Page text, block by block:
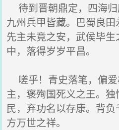
待到晋朝鼎定，四海归
九州兵甲皆藏。巴蜀良田
先主未竟之安，武侯毕
中，落得岁岁平昌。
嗟乎！青史落笔，偏
主，褒殉国死义之王。
民，弃功名以存康。背
方万世之祥。